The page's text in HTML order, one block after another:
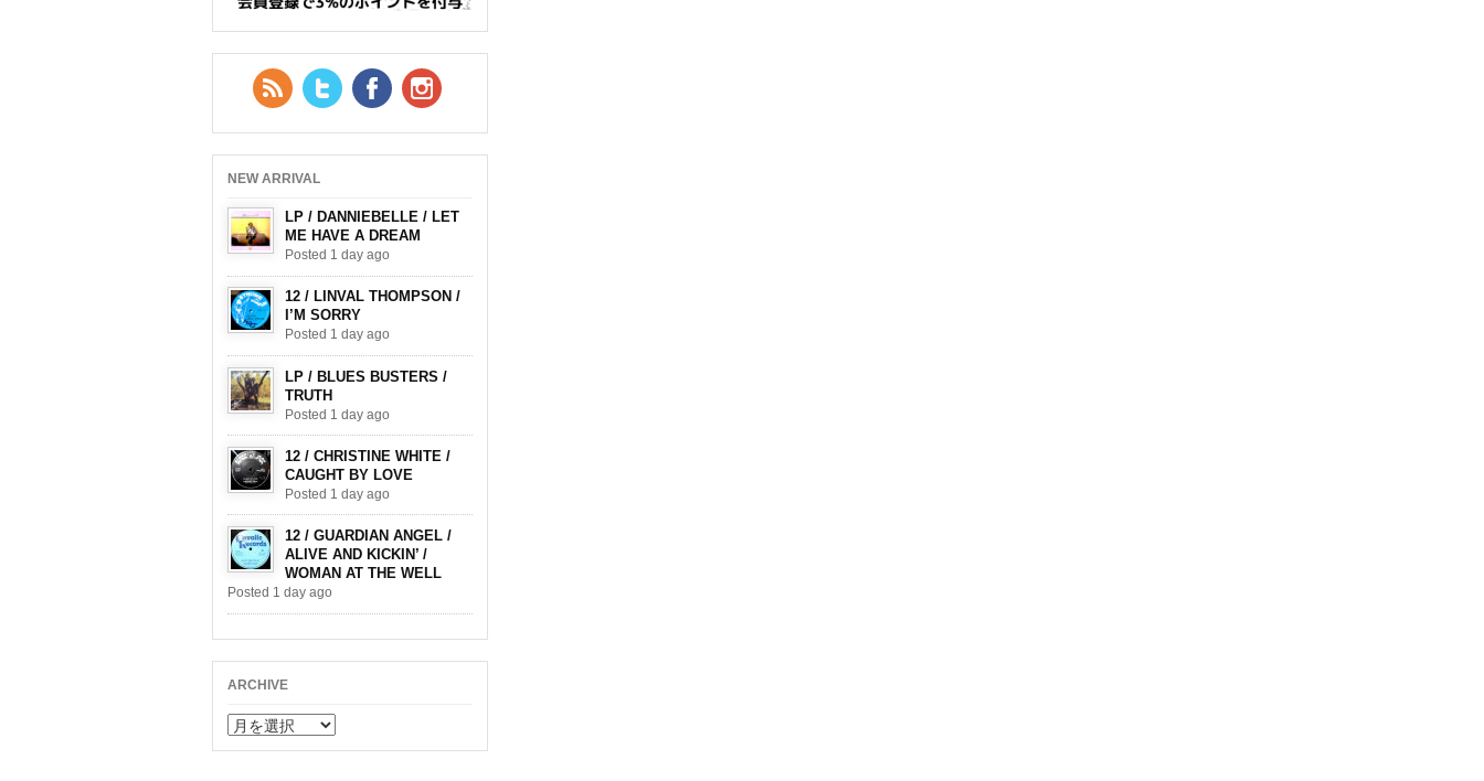
RSS FeedTwitter Facebook
NEW ARRIVAL
LP / DANNIEBELLE / LET
ME HAVE A DREAM
Posted 1 day ago
12 / LINVAL THOMPSON /
I’M SORRY
Posted 1 day ago
LP / BLUES BUSTERS /
TRUTH
Posted 1 day ago
12 / CHRISTINE WHITE /
CAUGHT BY LOVE
Posted 1 day ago
12 / GUARDIAN ANGEL /
ALIVE AND KICKIN’ /
WOMAN AT THE WELL
Posted 1 day ago
ARCHIVE
ARCHIVE